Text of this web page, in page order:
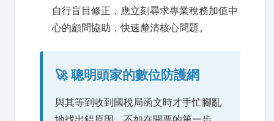
自行盲目修正，應立刻尋求專業稅務加值中
心的顧問協助，快速釐清核心問題。
🚀 聰明頭家的數位防護網
與其等到收到國稅局函文時才手忙腳亂